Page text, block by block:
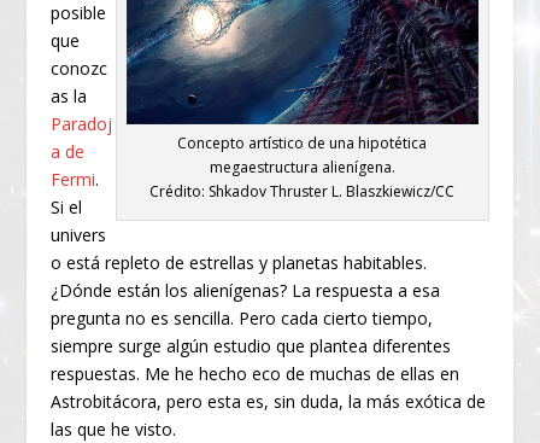
Concepto artístico de una hipotética
megaestructura alienígena.
Crédito: Shkadov Thruster L. Blaszkiewicz/CC
posible
que
conozc
as la
Paradoj
a de
Fermi.
Si el
univers
o está repleto de estrellas y planetas habitables.
¿Dónde están los alienígenas? La respuesta a esa
pregunta no es sencilla. Pero cada cierto tiempo,
siempre surge algún estudio que plantea diferentes
respuestas. Me he hecho eco de muchas de ellas en
Astrobitácora, pero esta es, sin duda, la más exótica de
las que he visto.